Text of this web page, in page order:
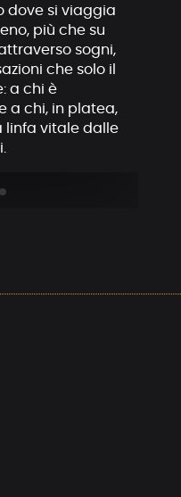
dove si viaggia
più che su
sogni,
che solo il
a chi è
a chi, in platea,
linfa vitale dalle